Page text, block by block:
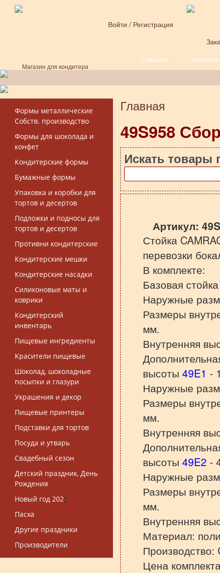
Перейти к основному содержанию
Магазин для кондитера
Войти / Регистрация
Главная
Новости
Форма поиска
Формы металлические
Собств. производство
Формы для шоколада и
конфет
Кондитерские формы
Бумажные формы
Упаковка и коробки для
тортов и десертов
Подложки и подносы для
тортов и десертов
Противни кондитерские
Кондитерские мешки
Кондитерские насадки
Силиконовые маты и
коврики
Кондитерский
инвентарь
Пищевые ингредиенты
Красители пищевые
Шоколад, шоколадные
посыпки и глазури
Украшения и декор
Пищевые принтеры
Подставки для тортов
Посуда и утварь
Свадебный сезон
Детский праздник, День
Рождения
Новый год 2025
Пасха
Другие праздники
Производители
Вы здесь
Главная
49S958
Искать товары
Артикул:
Стойка
перевозки
В комплекте:
Базовая
Наружные
Размеры
мм.
Внутренняя
высоты 49E1 -
Наружные
Размеры
мм.
Внутренняя
высоты 49E2 -
Наружные
Размеры
мм.
Внутренняя
Материал:
Цена